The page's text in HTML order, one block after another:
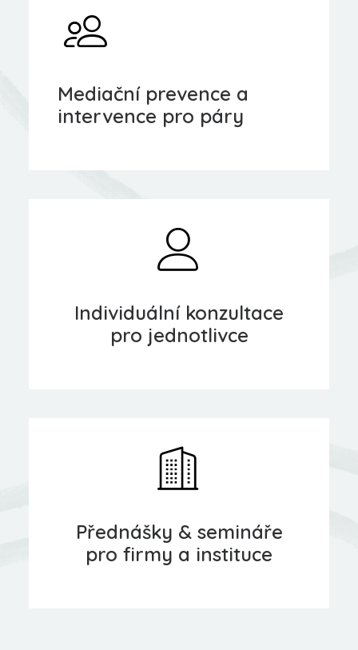
Mediační prevence a
intervence pro páry
Individuální konzultace
pro jednotlivce
Přednášky & semináře
pro firmy a instituce